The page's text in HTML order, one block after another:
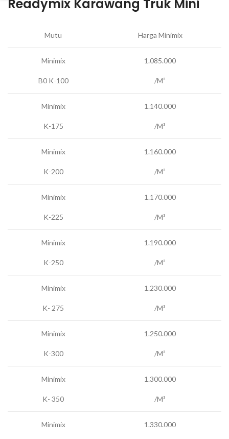
Readymix Karawang Truk Mini
Mutu Harga Minimix
Minimix
B0 K-100
1.085.000
/M³
Minimix
K-175
1.140.000
/M³
Minimix
K-200
1.160.000
/M³
Minimix
K-225
1.170.000
/M³
Minimix
K-250
1.190.000
/M³
Minimix
K- 275
1.230.000
/M³
Minimix
K-300
1.250.000
/M³
Minimix
K- 350
1.300.000
/M³
Minimix 1.330.000